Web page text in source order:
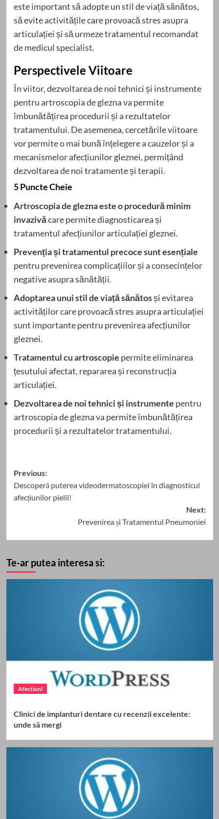
este important să adopte un stil de viață sănătos,
să evite activitățile care provoacă stres asupra
articulației și să urmeze tratamentul recomandat
de medicul specialist.
Perspectivele Viitoare
În viitor, dezvoltarea de noi tehnici și instrumente
pentru artroscopia de glezna va permite
îmbunătățirea procedurii și a rezultatelor
tratamentului. De asemenea, cercetările viitoare
vor permite o mai bună înțelegere a cauzelor și a
mecanismelor afecțiunilor gleznei, permițând
dezvoltarea de noi tratamente și terapii.
5 Puncte Cheie
Artroscopia de glezna este o procedură minim
invazivăcare permite diagnosticarea și
tratamentul afecțiunilor articulației gleznei.
Prevenția și tratamentul precoce sunt esențiale
pentru prevenirea complicațiilor și a consecințelor
negative asupra sănătății.
Adoptarea unui stil de viață sănătosși evitarea
activităților care provoacă stres asupra articulației
sunt importante pentru prevenirea afecțiunilor
gleznei.
Tratamentul cu artroscopie permite eliminarea
țesutului afectat, repararea și reconstrucția
articulației.
Dezvoltarea de noi tehnici și instrumente pentru
artroscopia de glezna va permite îmbunătățirea
procedurii și a rezultatelor tratamentului.
Post
navigation
Previous:
Descoperă puterea videodermatoscopiei în diagnosticul
afecțiunilor pielii!
Next:
Prevenirea și Tratamentul Pneumoniei
Te-ar putea interesa si:
Afectiuni
Clinici de implanturi dentare cu recenzii excelente:
unde să mergi